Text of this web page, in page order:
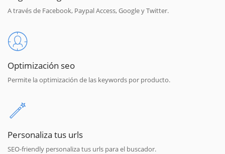
A través de Facebook, Paypal Access, Google y Twitter.
Optimización seo
Permite la optimización de las keywords por producto.
Personaliza tus urls
SEO-friendly personaliza tus urls para el buscador.